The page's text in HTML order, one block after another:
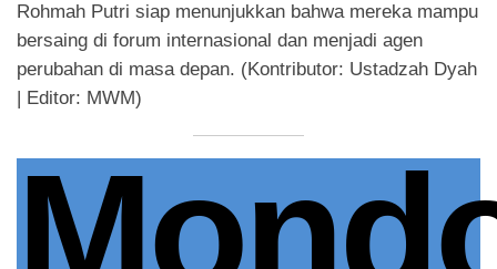
Rohmah Putri siap menunjukkan bahwa mereka mampu
bersaing di forum internasional dan menjadi agen
perubahan di masa depan. (Kontributor: Ustadzah Dyah
| Editor: MWM)